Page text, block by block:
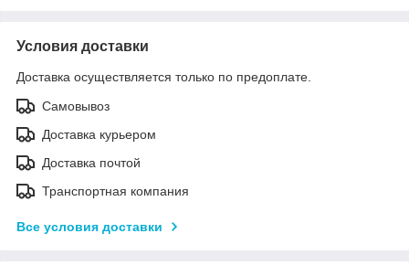
Условия доставки
Доставка осуществляется только по предоплате.
Самовывоз
Доставка курьером
Доставка почтой
Транспортная компания
Все условия доставки